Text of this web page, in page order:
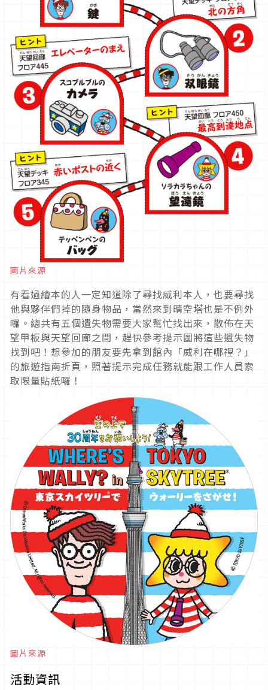
圖片來源
有看過繪本的人一定知道除了尋找威利本人，也要尋找
他與夥伴們掉的隨身物品，當然來到晴空塔也是不例外
囉。總共有五個遺失物需要大家幫忙找出來，散佈在天
望甲板與天望回廊之間，趕快參考提示圖將這些遺失物
找到吧！想參加的朋友要先拿到館內「威利在哪裡？」
的旅遊指南折頁，照著提示完成任務就能跟工作人員索
取限量貼紙囉！
圖片來源
活動資訊